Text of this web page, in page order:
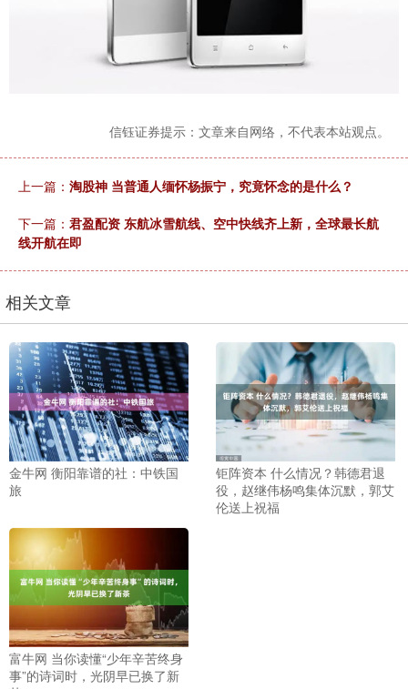
信钰证券提示：文章来自网络，不代表本站观点。
上一篇： 淘股神 当普通人缅怀杨振宁，究竟怀念的是什么？
下一篇： 君盈配资 东航冰雪航线、空中快线齐上新，全球最长航
线开航在即
相关文章
金牛网 衡阳靠谱的社：中铁国
旅
钜阵资本 什么情况？韩德君退
役，赵继伟杨鸣集体沉默，郭艾
伦送上祝福
富牛网 当你读懂“少年辛苦终身
事”的诗词时，光阴早已换了新